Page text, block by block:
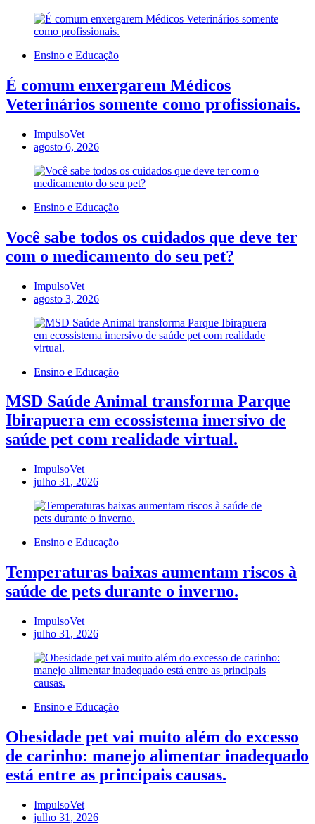
Ensino e Educação
É comum enxergarem Médicos
Veterinários somente como profissionais.
ImpulsoVet
agosto 6, 2026
Ensino e Educação
Você sabe todos os cuidados que deve ter
com o medicamento do seu pet?
ImpulsoVet
agosto 3, 2026
Ensino e Educação
MSD Saúde Animal transforma Parque
Ibirapuera em ecossistema imersivo de
saúde pet com realidade virtual.
ImpulsoVet
julho 31, 2026
Ensino e Educação
Temperaturas baixas aumentam riscos à
saúde de pets durante o inverno.
ImpulsoVet
julho 31, 2026
Ensino e Educação
Obesidade pet vai muito além do excesso
de carinho: manejo alimentar inadequado
está entre as principais causas.
ImpulsoVet
julho 31, 2026